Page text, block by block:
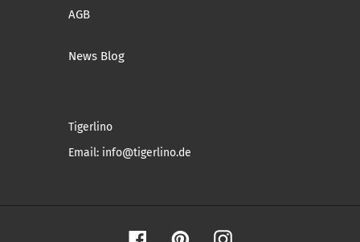
AGB
News Blog
Tigerlino
Email: info@tigerlino.de
FacebookPinterestInstagram